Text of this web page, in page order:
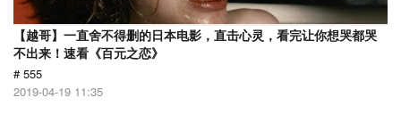
【越哥】一直舍不得删的日本电影，直击心灵，看完让你想哭都哭
不出来！速看《百元之恋》
# 555
2019-04-19 11:35